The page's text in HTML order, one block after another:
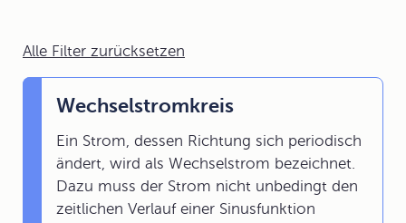
Alle Filter zurücksetzen
Wechselstromkreis
Ein Strom, dessen Richtung sich periodisch
ändert, wird als Wechselstrom bezeichnet.
Dazu muss der Strom nicht unbedingt den
zeitlichen Verlauf einer Sinusfunktion